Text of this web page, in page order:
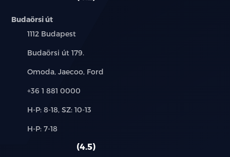
Vészhívó rendszer
Apple CarPlay & Android Auto1
Első USB csatlakozók, 1 x 60W Type C, 1 x 18W Type
Budaörsi út
Település:
1112 Budapest
Cím:
Budaörsi út 179.
Márkák:
Omoda, Jaecoo, Ford
Telefon:
+36 1 881 0000
Új-
használt
H-P: 8-18, SZ: 10-13
Alkatrész,
H-P: 7-18
4.5